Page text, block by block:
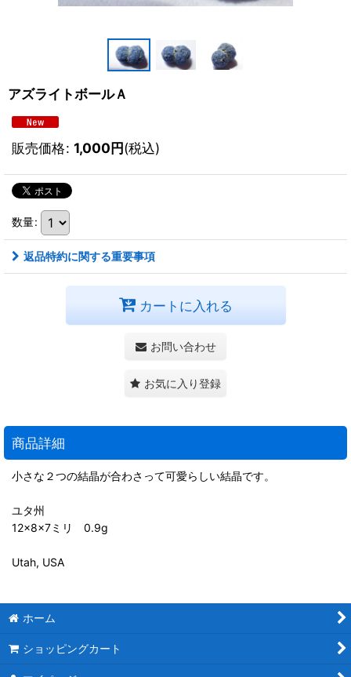
アズライトボールＡ
販売価格: 1,000円(税込)
数量:
返品特約に関する重要事項
カートに入れる
お問い合わせ
お気に入り登録
商品詳細
小さな２つの結晶が合わさって可愛らしい結晶です。
ユタ州
12×8×7ミリ 0.9g
Utah, USA
ホーム
ショッピングカート